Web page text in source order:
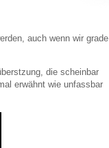
auch wenn wir grade
die scheinbar
erwähnt wie unfassbar